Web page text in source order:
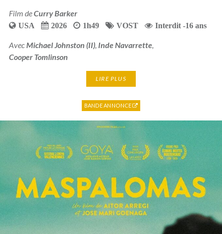
Film deCurry Barker
USA 2026 1h49 VOST Interdit -16 ans
Avec Michael Johnston (II), Inde Navarrette,
Cooper Tomlinson
LIRE PLUS
BANDE ANNONCE